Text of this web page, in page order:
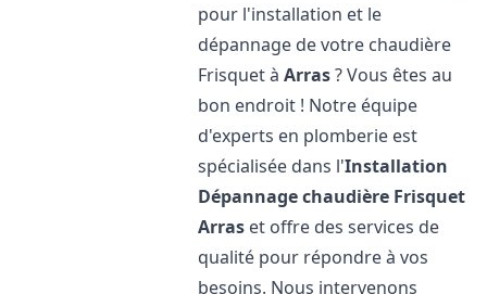
pour l'installation et le
dépannage de votre chaudière
Frisquet àArras? Vous êtes au
bon endroit ! Notre équipe
d'experts en plomberie est
spécialisée dans l'Installation
Dépannage chaudière Frisquet
Arras et offre des services de
qualité pour répondre à vos
besoins. Nous intervenons